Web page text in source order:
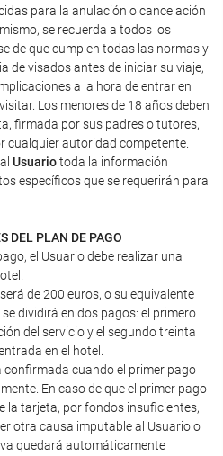
para la anulación o cancelación
se recuerda a todos los
de que cumplen todas las normas y
de visados antes de iniciar su viaje,
a la hora de entrar en
Los menores de 18 años deben
firmada por sus padres o tutores,
cualquier autoridad competente.
Usuariotoda la información
específicos que se requerirán para
DEL PLAN DE PAGO
el Usuario debe realizar una
de 200 euros, o su equivalente
dividirá en dos pagos: el primero
del servicio y el segundo treinta
en el hotel.
confirmada cuando el primer pago
En caso de que el primer pago
la tarjeta, por fondos insuficientes,
otra causa imputable al Usuario o
quedará automáticamente